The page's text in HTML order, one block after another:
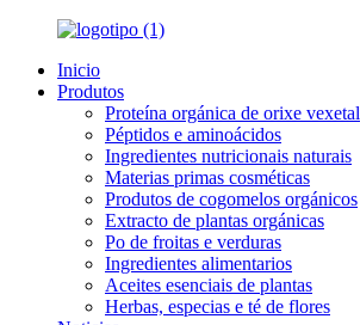
Inicio
Produtos
Proteína orgánica de orixe vexetal
Péptidos e aminoácidos
Ingredientes nutricionais naturais
Materias primas cosméticas
Produtos de cogomelos orgánicos
Extracto de plantas orgánicas
Po de froitas e verduras
Ingredientes alimentarios
Aceites esenciais de plantas
Herbas, especias e té de flores